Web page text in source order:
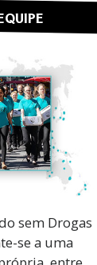
sem Drogas
se a uma